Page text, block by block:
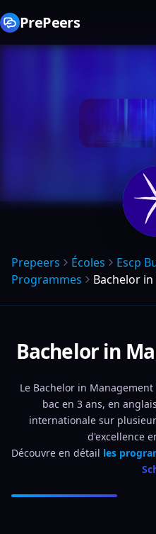
PrePeers
Prepeers Écoles
Escp
Programmes
Bachelor
Bachelor in
Le Bachelor in
bac en 3 ans, en
internationale sur
d'excellence
Découvre en détail les